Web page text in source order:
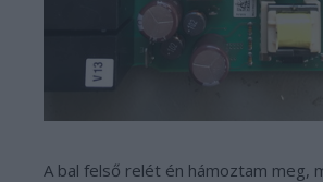
A bal felső relét én hámoztam meg,